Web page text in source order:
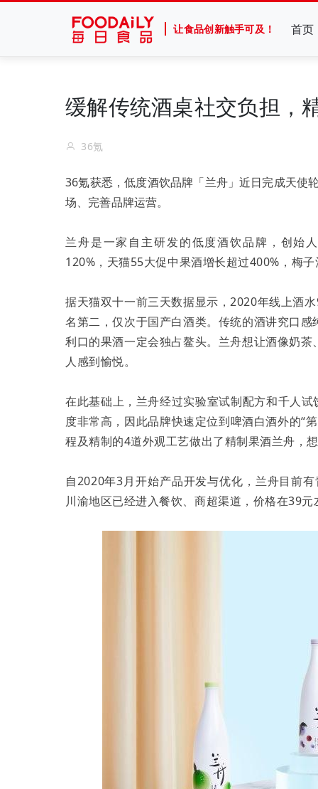
让食品创新触手可及！ 首页
缓解传统酒桌社交负担，
36氪
36氪获悉，低度酒饮品牌「兰舟」近日完成天使
场、完善品牌运营。
兰舟是一家自主研发的低度酒饮品牌，创始
120%，天猫55大促中果酒增长超过400%，梅
据天猫双十一前三天数据显示，2020年线上酒
名第二，仅次于国产白酒类。传统的酒讲究口
利口的果酒一定会独占鳌头。兰舟想让酒像奶
人感到愉悦。
在此基础上，兰舟经过实验室试制配方和千人
度非常高，因此品牌快速定位到啤酒白酒外的“
程及精制的4道外观工艺做出了精制果酒兰舟，
自2020年3月开始产品开发与优化，兰舟目前
川渝地区已经进入餐饮、商超渠道，价格在39元